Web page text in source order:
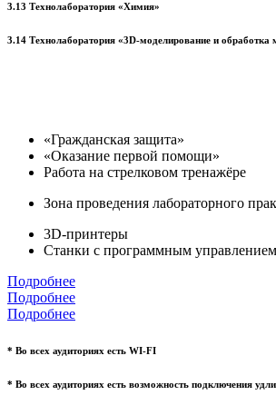
3.13 Технолаборатория «Химия»
3.14 Технолаборатория «3D-моделирование и обработка
«Гражданская защита»
«Оказание первой помощи»
Работа на стрелковом тренажёре
Зона проведения лабораторного
3D-принтеры
Станки с программным управлением
Подробнее
Подробнее
Подробнее
* Во всех аудиториях есть WI-FI
* Во всех аудиториях есть возможность подключения